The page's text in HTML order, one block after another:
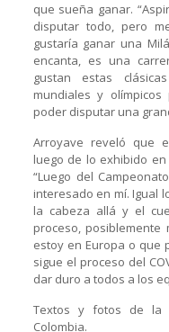
que sueña ganar.
disputar todo, pero
gustaría ganar una
encanta, es una
gustan estas
mundiales y
poder disputar una
Arroyave reveló que
luego de lo exhibido
“Luego del
interesado en mí. Igual
la cabeza allá y el
proceso,
estoy en Europa o que
sigue el proceso del
dar duro a todos a los
Textos y fotos de la
Colombia.